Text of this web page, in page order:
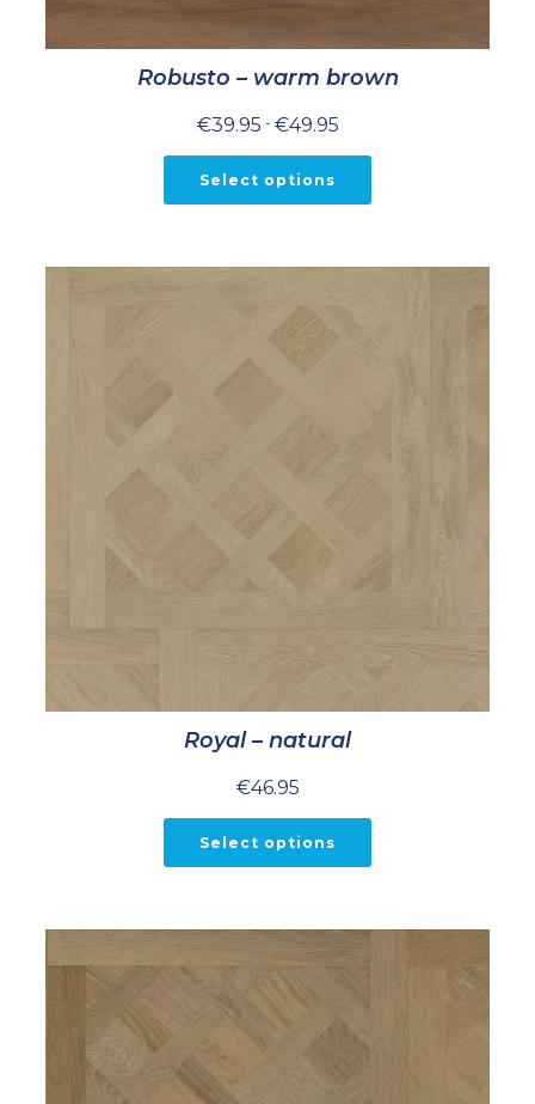
Robusto – warm brown
€39.95 - €49.95Prijsklasse:
tot
Select options
Royal – natural
€46.95
Select options